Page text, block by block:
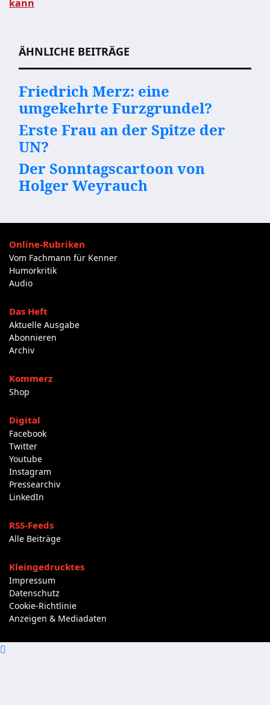
Beitragsnavigation
kann
ÄHNLICHE BEITRÄGE
Friedrich Merz: eine
umgekehrte Furzgrundel?
Erste Frau an der Spitze der
UN?
Der Sonntagscartoon von
Holger Weyrauch
Online-Rubriken
Vom Fachmann für Kenner
Humorkritik
Audio
Das Heft
Aktuelle Ausgabe
Abonnieren
Archiv
Kommerz
Shop
Digital
Facebook
Twitter
Youtube
Instagram
Pressearchiv
LinkedIn
RSS-Feeds
Alle Beiträge
Kleingedrucktes
Impressum
Datenschutz
Cookie-Richtlinie
Anzeigen & Mediadaten